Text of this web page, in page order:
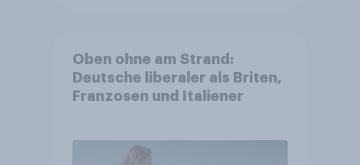
Oben ohne am Strand:
Deutsche liberaler als Briten,
Franzosen und Italiener